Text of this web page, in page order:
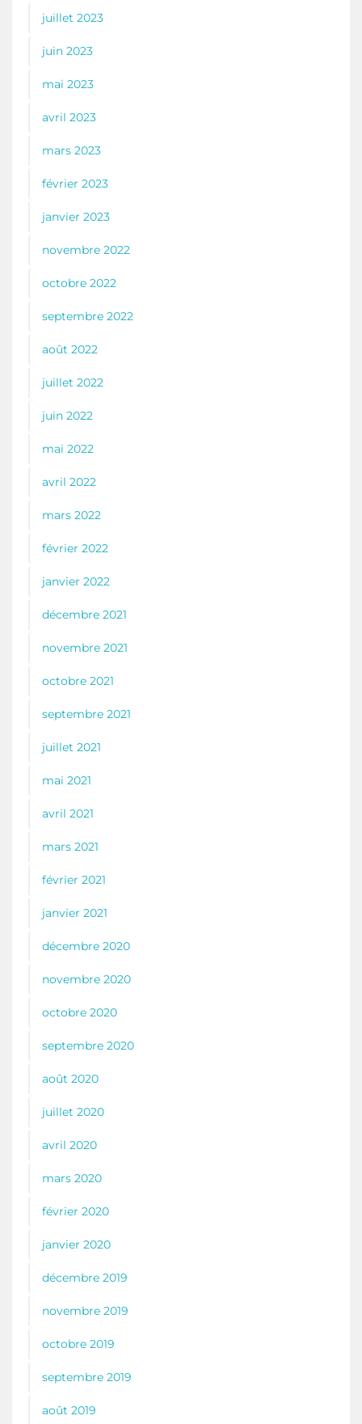
juillet 2023
juin 2023
mai 2023
avril 2023
mars 2023
février 2023
janvier 2023
novembre 2022
octobre 2022
septembre 2022
août 2022
juillet 2022
juin 2022
mai 2022
avril 2022
mars 2022
février 2022
janvier 2022
décembre 2021
novembre 2021
octobre 2021
septembre 2021
juillet 2021
mai 2021
avril 2021
mars 2021
février 2021
janvier 2021
décembre 2020
novembre 2020
octobre 2020
septembre 2020
août 2020
juillet 2020
avril 2020
mars 2020
février 2020
janvier 2020
décembre 2019
novembre 2019
octobre 2019
septembre 2019
août 2019